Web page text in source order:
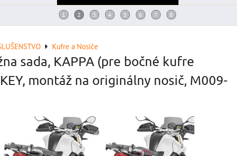
Kufre a Nosiče
sada, KAPPA (pre bočné kufre
montáž na originálny nosič, M009-